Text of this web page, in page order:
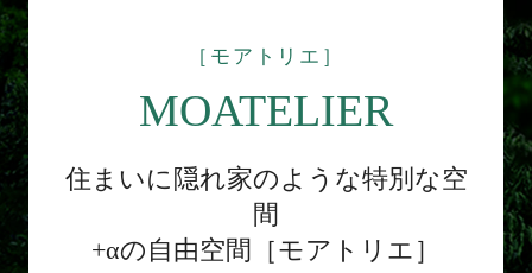
［モアトリエ］
MOATELIER
住まいに隠れ家のような特別な空
間
+αの自由空間［モアトリエ］